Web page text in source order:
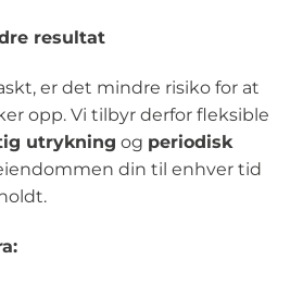
resultat
er det mindre risiko for at
opp. Vi tilbyr derfor fleksible
utrykning og periodisk
din til enhver tid